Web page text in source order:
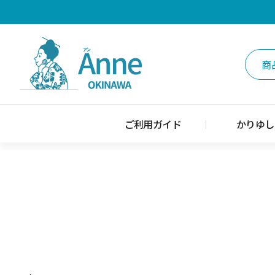
ご利用ガイド かりゆ